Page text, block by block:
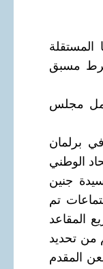
المستقلة
مسبق
عمل مجلس
برلمان
الوطني
جنين
تم
المقاعد
من تحديد
الطعن المقدم